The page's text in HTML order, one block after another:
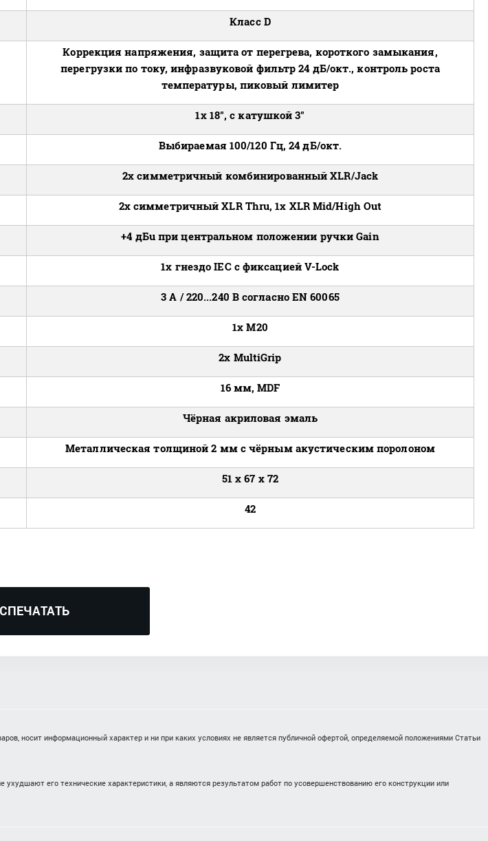
Класс D
Коррекция напряжения, защита от перегрева, короткого замыкания,
перегрузки по току, инфразвуковой фильтр 24 дБ/окт., контроль роста
температуры, пиковый лимитер
1х 18", c катушкой 3"
Выбираемая 100/120 Гц, 24 дБ/окт.
2x симметричный комбинированный XLR/Jack
2х симметричный XLR Thru, 1х XLR Mid/High Out
+4 дБu при центральном положении ручки Gain
1x гнездо IEC с фиксацией V-Lock
3 A / 220...240 В согласно EN 60065
1x M20
2x MultiGrip
16 мм, MDF
Чёрная акриловая эмаль
Металлическая толщиной 2 мм с чёрным акустическим поролоном
51 x 67 x 72
42
носит информационный характер и ни при каких условиях не является публичной офертой, определяемой положениями Статьи
его технические характеристики, а являются результатом работ по усовершенствованию его конструкции или